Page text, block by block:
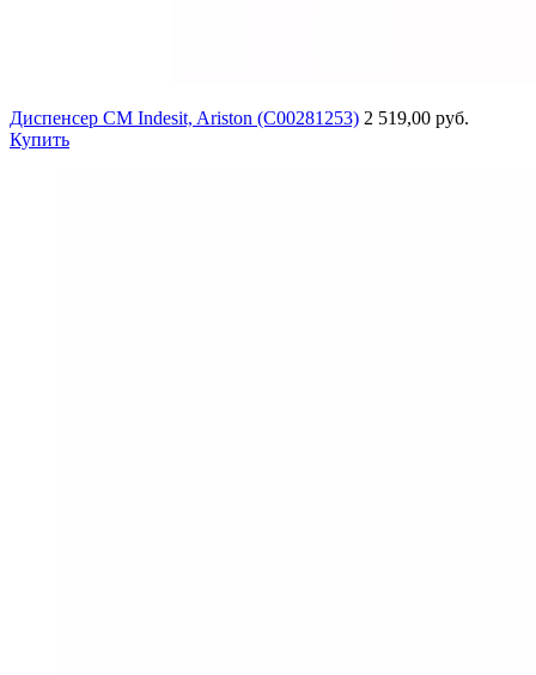
Диспенсер СМ Indesit, Ariston (C00281253) 2 519,00 руб.
Купить